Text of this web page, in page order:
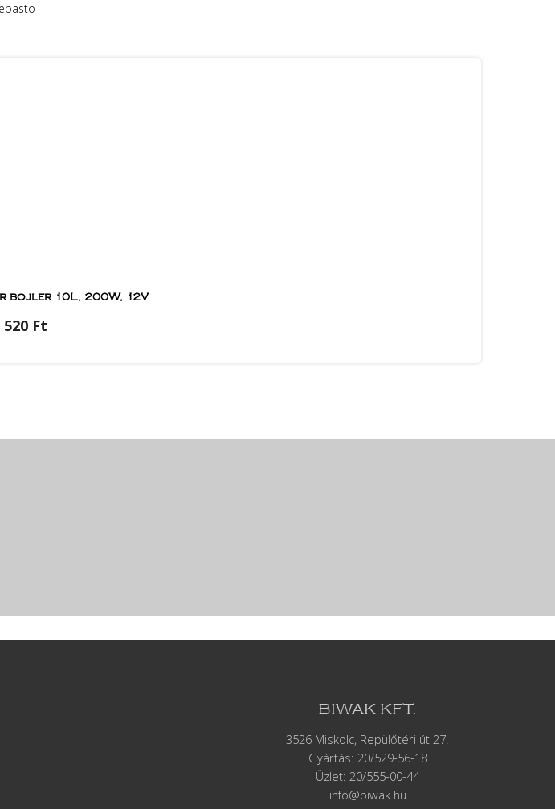
bojler 10L, 200W, 12V
520 Ft
BIWAK KFT.
3526 Miskolc, Repülőtéri út 27.
Gyártás: 20/529-56-18
Üzlet: 20/555-00-44
info@biwak.hu